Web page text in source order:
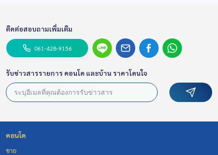
ติดต่อสอบถามเพิ่มเติม
061-428-9156
รับข่าวสารรายการ คอนโด และบ้าน ราคาโดนใจ
คอนโด
ขาย